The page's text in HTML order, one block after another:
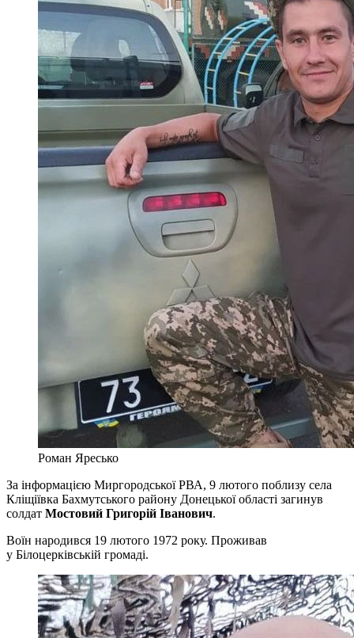
Роман Яресько
За інформацією Миргородської РВА, 9 лютого поблизу села
Кліщіївка Бахмутського району Донецької області загинув
солдат Мостовий Григорій Іванович.
Воїн народився 19 лютого 1972 року. Проживав
у Білоцерківській громаді.